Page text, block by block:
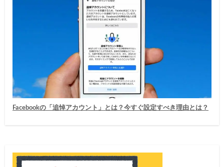
Facebookの「追悼アカウント」とは？今すぐ設定すべき理由とは？